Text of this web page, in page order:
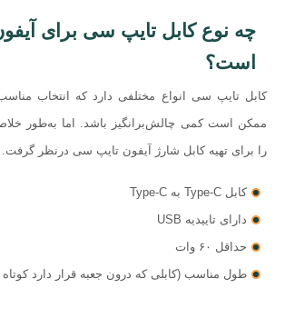
است؟
ممکن است کمی چالش‌برانگیز باشد. اما به‌طور
را برای تهیه کابل شارژ آیفون تایپ سی درنظر گرفت.
کابل Type-C به Type-C
دارای تاییدیه USB
حداقل ۶۰ وات
طول مناسب (کابلی که درون جعبه قرار دارد